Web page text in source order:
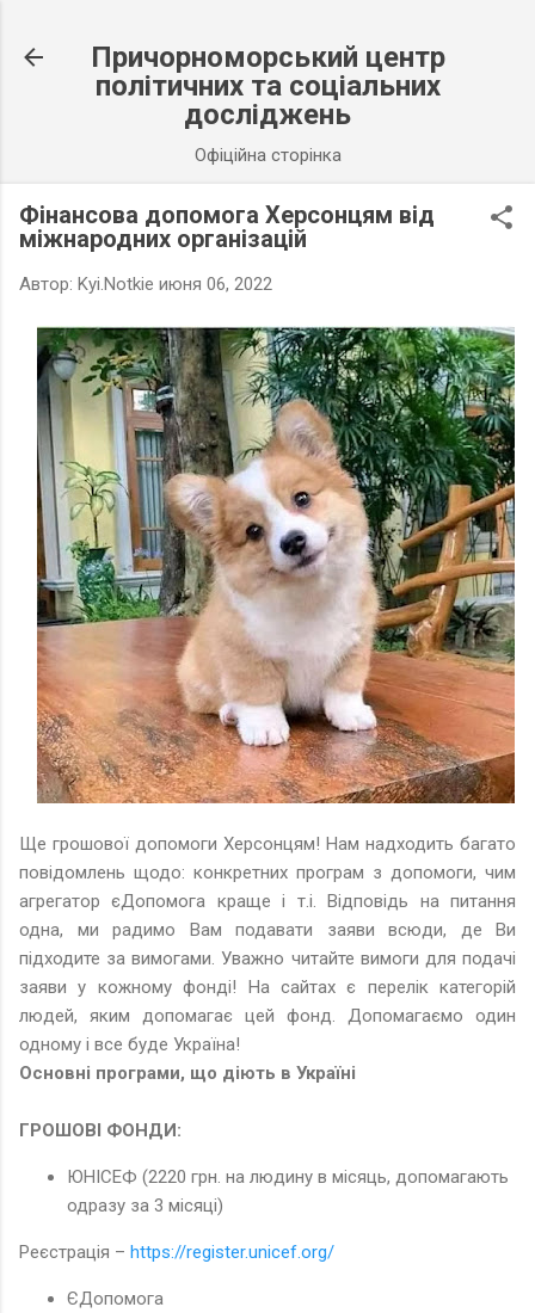
Причорноморський центр
політичних та соціальних
досліджень
Офіційна сторінка
Фінансова допомога Херсонцям від
міжнародних організацій
Автор: Kyi.Notkie июня 06, 2022
Ще грошової допомоги Херсонцям! Нам надходить багато
повідомлень щодо: конкретних програм з допомоги, чим
агрегатор єДопомога краще і т.і. Відповідь на питання
одна, ми радимо Вам подавати заяви всюди, де Ви
підходите за вимогами. Уважно читайте вимоги для подачі
заяви у кожному фонді! На сайтах є перелік категорій
людей, яким допомагає цей фонд. Допомагаємо один
одному і все буде Україна!
Основні програми, що діють в Україні
ГРОШОВІ ФОНДИ:
ЮНІСЕФ (2220 грн. на людину в місяць, допомагають
одразу за 3 місяці)
Реєстрація – https://register.unicef.org/
ЄДопомога